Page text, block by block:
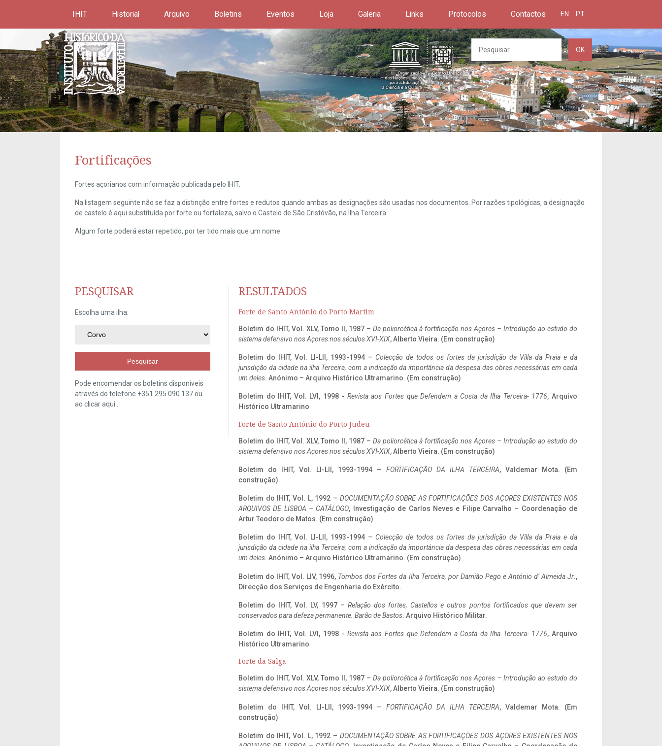
IHIT Historial Arquivo Boletins Eventos Loja Galeria Links Protocolos Contactos EN PT
OK
Fortificações
Fortes açorianos com informação publicada pelo IHIT.
Na listagem seguinte não se faz a distinção entre fortes e redutos quando ambas as designações são usadas nos documentos. Por razões tipológicas, a designação
de castelo é aqui substituída por forte ou fortaleza, salvo o Castelo de São Cristóvão, na Ilha Terceira.
Algum forte poderá estar repetido, por ter tido mais que um nome.
PESQUISAR
Escolha uma ilha:
Pesquisar
Pode encomendar os boletins disponíveis
através do telefone +351 295 090 137 ou
ao clicaraqui
RESULTADOS
Forte de Santo António do Porto Martim
Boletim do IHIT, Vol. XLV, Tomo II, 1987 – Da poliorcética à fortificação nos Açores – Introdução ao estudo do
sistema defensivo nos Açores nos séculos XVI-XIX, Alberto Vieira. (Em construção)
Boletim do IHIT, Vol. LI-LII, 1993-1994 – Colecção de todos os fortes da jurisdição da Villa da Praia e da
jurisdição da cidade na ilha Terceira, com a indicação da importância da despesa das obras necessárias em cada
um deles. Anónimo – Arquivo Histórico Ultramarino. (Em construção)
Boletim do IHIT, Vol. LVI, 1998 - Revista aos Fortes que Defendem a Costa da Ilha Terceira- 1776, Arquivo
Histórico Ultramarino
Forte de Santo António do Porto Judeu
Boletim do IHIT, Vol. XLV, Tomo II, 1987 – Da poliorcética à fortificação nos Açores – Introdução ao estudo do
sistema defensivo nos Açores nos séculos XVI-XIX, Alberto Vieira. (Em construção)
Boletim do IHIT, Vol. LI-LII, 1993-1994 – FORTIFICAÇÃO DA ILHA TERCEIRA, Valdemar Mota. (Em
construção)
Boletim do IHIT, Vol. L, 1992 – DOCUMENTAÇÃO SOBRE AS FORTIFICAÇÕES DOS AÇORES EXISTENTES NOS
ARQUIVOS DE LISBOA – CATÁLOGO, Investigação de Carlos Neves e Filipe Carvalho – Coordenação de
Artur Teodoro de Matos. (Em construção)
Boletim do IHIT, Vol. LI-LII, 1993-1994 – Colecção de todos os fortes da jurisdição da Villa da Praia e da
jurisdição da cidade na ilha Terceira, com a indicação da importância da despesa das obras necessárias em cada
um deles. Anónimo – Arquivo Histórico Ultramarino. (Em construção)
Boletim do IHIT, Vol. LIV, 1996, Tombos dos Fortes da Ilha Terceira, por Damião Pego e António d’ Almeida Jr.,
Direcção dos Serviços de Engenharia do Exército.
Boletim do IHIT, Vol. LV, 1997 – Relação dos fortes, Castellos e outros pontos fortificados que devem ser
conservados para defeza permanente. Barão de Bastos. Arquivo Histórico Militar.
Boletim do IHIT, Vol. LVI, 1998 - Revista aos Fortes que Defendem a Costa da Ilha Terceira- 1776, Arquivo
Histórico Ultramarino
Forte da Salga
Boletim do IHIT, Vol. XLV, Tomo II, 1987 – Da poliorcética à fortificação nos Açores – Introdução ao estudo do
sistema defensivo nos Açores nos séculos XVI-XIX, Alberto Vieira. (Em construção)
Boletim do IHIT, Vol. LI-LII, 1993-1994 – FORTIFICAÇÃO DA ILHA TERCEIRA, Valdemar Mota. (Em
construção)
Boletim do IHIT, Vol. L, 1992 – DOCUMENTAÇÃO SOBRE AS FORTIFICAÇÕES DOS AÇORES EXISTENTES NOS